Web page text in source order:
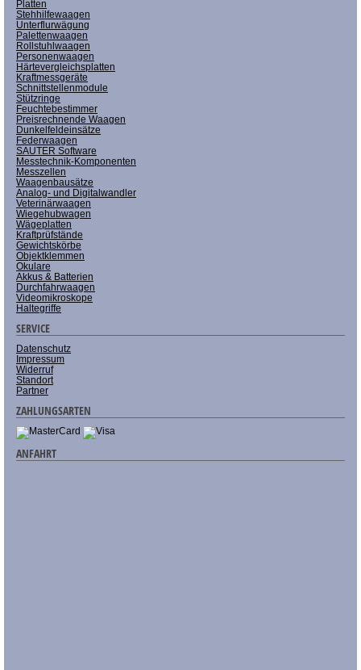
Platten
Stehhilfewaagen
Unterflurwägung
Palettenwaagen
Rollstuhlwaagen
Personenwaagen
Härtevergleichsplatten
Kraftmessgeräte
Schnittstellenmodule
Stützringe
Feuchtebestimmer
Preisrechnende Waagen
Dunkelfeldeinsätze
Federwaagen
SAUTER Software
Messtechnik-Komponenten
Messzellen
Waagenbausätze
Analog- und Digitalwandler
Veterinärwaagen
Wiegehubwagen
Wägeplatten
Kraftprüfstände
Gewichtskörbe
Objektklemmen
Okulare
Akkus & Batterien
Durchfahrwaagen
Videomikroskope
Haltegriffe
SERVICE
Datenschutz
Impressum
Widerruf
Standort
Partner
ZAHLUNGSARTEN
ANFAHRT